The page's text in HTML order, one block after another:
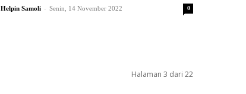
Helpin Samoli - Senin, 14 November 2022 0
Halaman 3 dari 22